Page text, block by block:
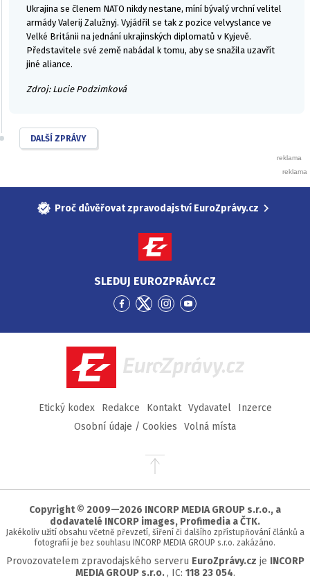
Ukrajina se členem NATO nikdy nestane, míní bývalý vrchní velitel
armády Valerij Zalužnyj. Vyjádřil se tak z pozice velvyslance ve
Velké Británii na jednání ukrajinských diplomatů v Kyjevě.
Představitele své země nabádal k tomu, aby se snažila uzavřít
jiné aliance.
Zdroj: Lucie Podzimková
DALŠÍ ZPRÁVY
Proč důvěřovat zpravodajství EuroZprávy.cz
SLEDUJ EUROZPRÁVY.CZ
Přejít
Facebook
Přejít
Twitter
Přejít
Instagram
Přejít
YouTube
EuroZprávy.cz
Etický kodex Redakce Kontakt Vydavatel
Inzerce
Osobní údaje / Cookies
Volná místa
Přejít
stránky
Copyright © 2009—2026 INCORP MEDIA GROUP s.r.o., a
dodavatelé INCORP images, Profimedia a ČTK.
Jakékoliv užití obsahu včetně převzetí, šíření či dalšího zpřístupňování článků a
fotografií je bez souhlasu INCORP MEDIA GROUP s.r.o. zakázáno.
Provozovatelem zpravodajského serveru EuroZprávy.cz je INCORP
MEDIA GROUP s.r.o. , IC: 118 23 054.